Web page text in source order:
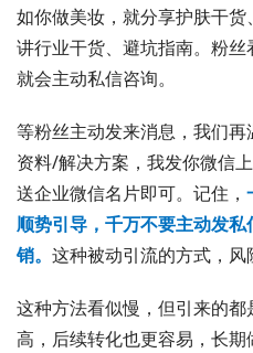
如你做美妆，就分享护肤干
讲行业干货、避坑指南。粉
就会主动私信咨询。
等粉丝主动发来消息，我们
资料/解决方案，我发你微信
送企业微信名片即可。记住，
顺势引导，千万不要主动发
销。 这种被动引流的方式，风
这种方法看似慢，但引来的
高，后续转化也更容易，长